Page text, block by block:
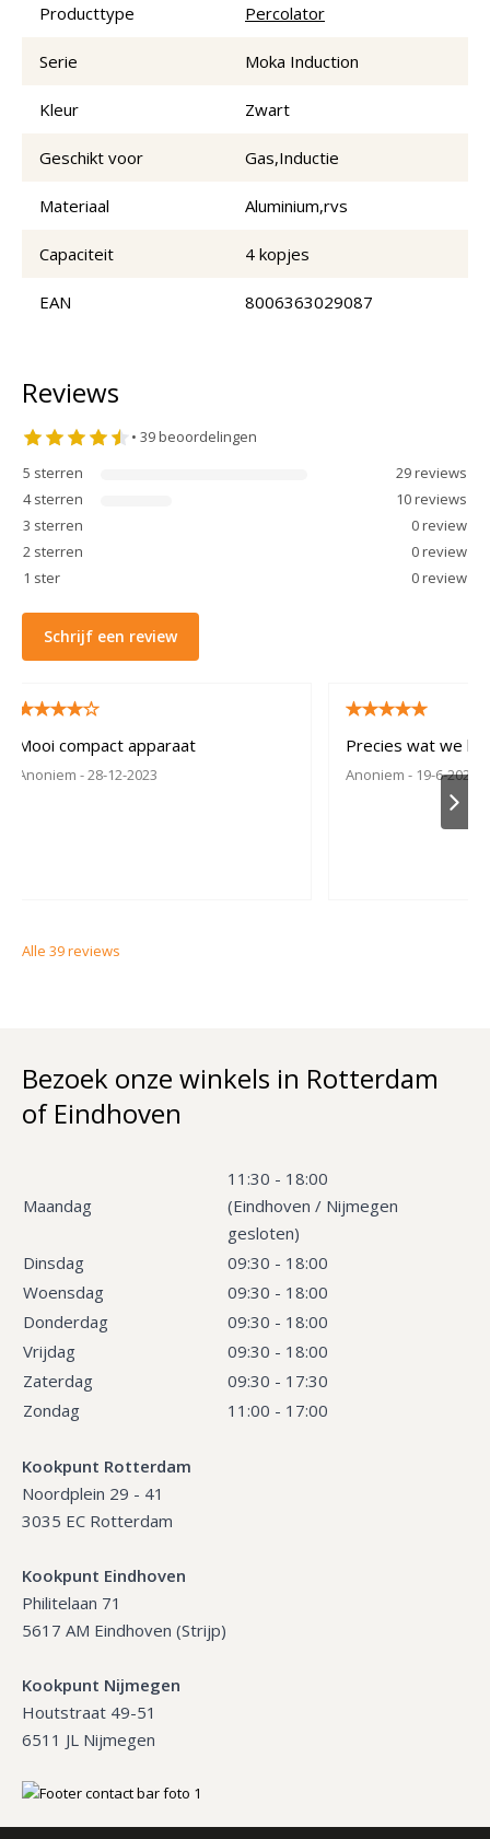
Producttype Percolator
Serie Moka Induction
Kleur Zwart
Geschikt voor Gas,Inductie
Materiaal Aluminium,rvs
Capaciteit 4 kopjes
EAN 8006363029087
Reviews
• 39beoordelingen
5 sterren 29reviews
4 sterren 10reviews
3 sterren 0review
2 sterren 0review
1 ster 0review
Schrijf een review
Mooi compact apparaat
Anoniem - 28-12-2023
Precies wat we
Anoniem- 19-6-2022
Alle 39reviews
Bezoek onze winkels in Rotterdam
of Eindhoven
Maandag
11:30 - 18:00
(Eindhoven / Nijmegen
gesloten)
Dinsdag
09:30 - 18:00
Woensdag
09:30 - 18:00
Donderdag
09:30 - 18:00
Vrijdag
09:30 - 18:00
Zaterdag
09:30 - 17:30
Zondag
11:00 - 17:00
Kookpunt Rotterdam
Noordplein 29 - 41
3035 EC Rotterdam
Kookpunt Eindhoven
Philitelaan 71
5617 AM Eindhoven (Strijp)
Kookpunt Nijmegen
Houtstraat 49-51
6511 JL Nijmegen